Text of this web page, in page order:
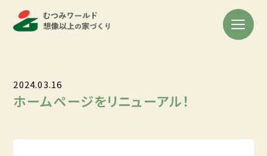
2024.03.16
ホームページをリニューアル！